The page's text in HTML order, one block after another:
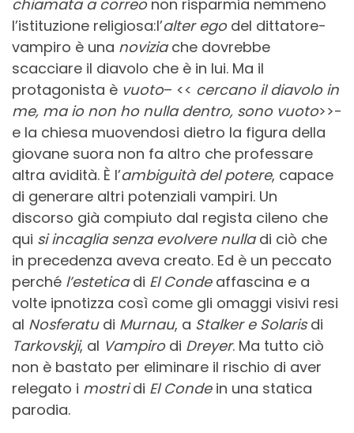
chiamata a correonon risparmia nemmeno
l’istituzione religiosa:l’alter ego del dittatore-
vampiro è una noviziache dovrebbe
scacciare il diavolo che è in lui. Ma il
protagonista è vuoto– << cercano il diavolo in
me, ma io non ho nulla dentro, sono vuoto>>-
e la chiesa muovendosi dietro la figura della
giovane suora non fa altro che professare
altra avidità. È l’ambiguità del potere, capace
di generare altri potenziali vampiri. Un
discorso già compiuto dal regista cileno che
qui si incaglia senza evolvere nulladi ciò che
in precedenza aveva creato. Ed è un peccato
perché l’esteticadi El Condeaffascina e a
volte ipnotizza così come gli omaggi visivi resi
al Nosferatudi Murnau, a Stalker e Solarisdi
Tarkovskji, al Vampiro di Dreyer. Ma tutto ciò
non è bastato per eliminare il rischio di aver
relegato i mostridi El Condein una statica
parodia.